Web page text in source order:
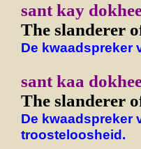
sant kay
The slanderer
De kwaadspreker
sant kaa
The slanderer
De kwaadspreker
troosteloosheid.